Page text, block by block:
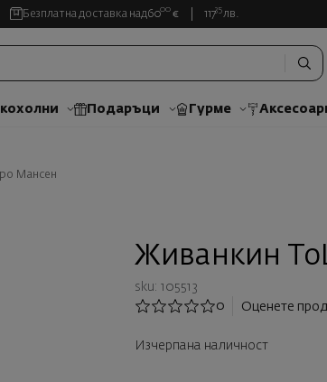
Безплатна доставка над6000 € 11735 лв.
Подаръци Гурме
Мансен
Живанкин
sku: 105513
0
Оценете
Изчерпана наличност